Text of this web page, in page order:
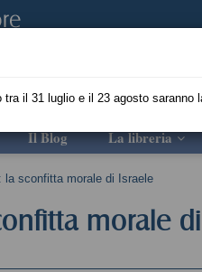
Il Blog La libreria
la sconfitta morale di Israele
morale di
il 31 luglio e il 23 agosto saranno